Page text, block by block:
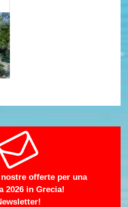
offerte per una
2026 in Grecia!